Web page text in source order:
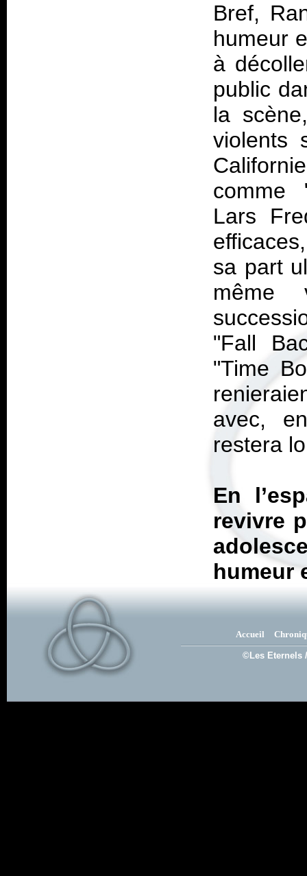
Bref,
humeur
à
public
la
violents
comme
Lars
sa part
même
"Fall
"Time
avec,
restera
En
revivre
humeur
Accueil
©Les Eternels